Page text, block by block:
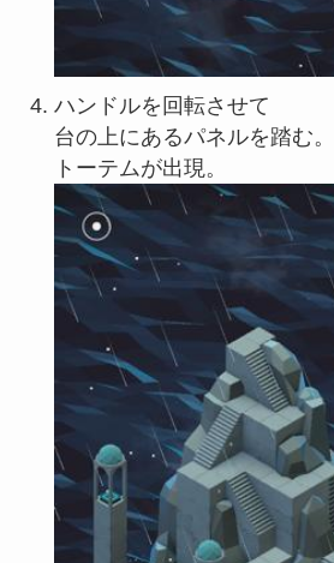
ハンドルを回転させて
台の上にあるパネルを踏む。
トーテムが出現。